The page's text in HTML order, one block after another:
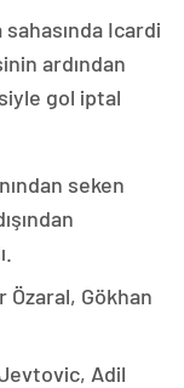
Icardi
ardından
gol iptal
seken
Gökhan
Adil